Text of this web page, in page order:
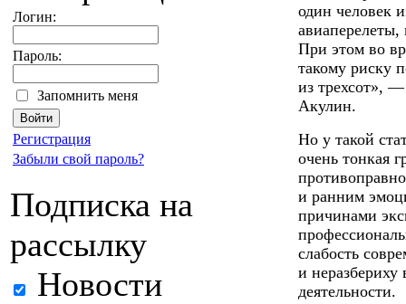
Логин:
Пароль:
Запомнить меня
Регистрация
Забыли свой пароль?
Подписка на
рассылку
Новости
один человек
авиаперелеты,
При этом во
такому риску
из трехсот»,
Акулин.
Но у такой
очень тонкая
и ранним
причинами
слабость
и неразбериху
деятельности.